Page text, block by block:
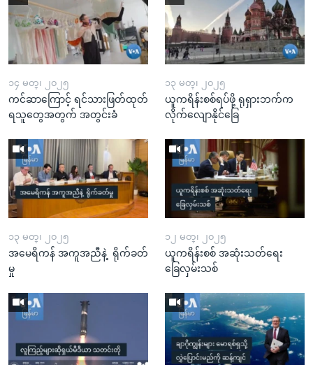
၁၄ မတ္၊ ၂၀၂၅
ကင်ဆာကြောင့် ရင်သားဖြတ်ထုတ်
ရသူတွေအတွက် အတွင်းခံ
၁၃ မတ္၊ ၂၀၂၅
ယူကရိန်းစစ်ရပ်ဖို့ ရုရှားဘက်က
လိုက်လျောနိုင်ခြေ
၁၃ မတ္၊ ၂၀၂၅
အမေရိကန် အကူအညီနဲ့ ရိုက်ခတ်
မှု
၁၂ မတ္၊ ၂၀၂၅
ယူကရိန်းစစ် အဆုံးသတ်ရေး
ခြေလှမ်းသစ်